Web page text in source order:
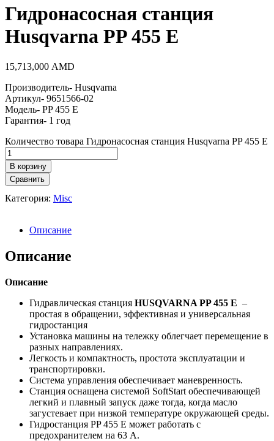
Гидронасосная станция
Husqvarna PP 455 E
15,713,000 AMD
Производитель- Husqvarna
Артикул- 9651566-02
Модель- PP 455 E
Гарантия- 1 год
Количество товара Гидронасосная станция Husqvarna PP 455 E
В корзину
Сравнить
Категория: Misc
Описание
Описание
Описание
Гидравлическая станция HUSQVARNA PP 455 E –
простая в обращении, эффективная и универсальная
гидростанция
Установка машины на тележку облегчает перемещение в
разных направлениях.
Легкость и компактность, простота эксплуатации и
транспортировки.
Система управления обеспечивает маневренность.
Станция оснащена системой SoftStart обеспечивающей
легкий и плавный запуск даже тогда, когда масло
загустевает при низкой температуре окружающей среды.
Гидростанция PP 455 E может работать с
предохранителем на 63 A.